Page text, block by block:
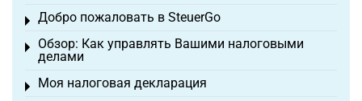
Добро пожаловать в SteuerGo
Toggle menu
Обзор: Как управлять Вашими налоговыми
делами
Toggle menu
Моя налоговая декларация
Toggle menu